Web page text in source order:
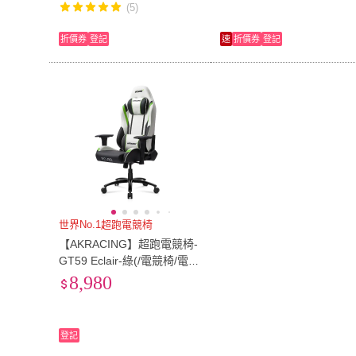
(5)
折價券 登記 速 折價券 登記
世界No.1超跑電競椅
【AKRACING】超跑電競椅-
GT59 Eclair-綠(/電競椅/電腦
椅)8,980
登記